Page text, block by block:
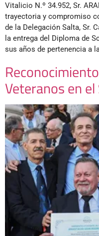
Vitalicio N.º 34.952, Sr.
trayectoria y compromiso
de la Delegación Salta, Sr.
la entrega del Diploma de
sus años de pertenencia a
Veteranos en